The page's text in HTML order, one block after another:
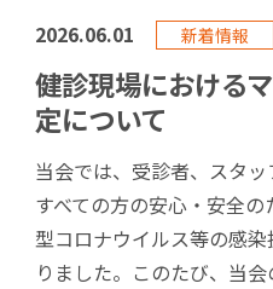
2026.06.01 新着情報
健診現場における
定について
当会では、受診者、スタ
すべての方の安心・安全
型コロナウイルス等の感
りました。このたび、当